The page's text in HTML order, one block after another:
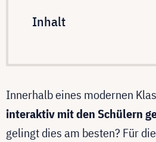
Inhalt
Innerhalb eines modernen
interaktiv mit den Schülern
gelingt dies am besten? Für